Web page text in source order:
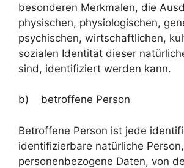
besonderen Merkmalen, die
physischen, physiologischen,
psychischen, wirtschaftlichen,
sozialen Identität dieser
sind, identifiziert werden kann.
b) betroffene Person
Betroffene Person ist jede
identifizierbare natürliche
personenbezogene Daten, von